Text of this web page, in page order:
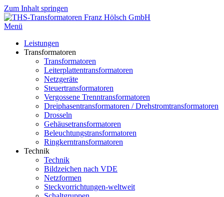
Zum Inhalt springen
Menü
Leistungen
Transformatoren
Transformatoren
Leiterplattentransformatoren
Netzgeräte
Steuertransformatoren
Vergossene Trenntransformatoren
Dreiphasentransformatoren / Drehstromtransformatoren
Drosseln
Gehäusetransformatoren
Beleuchtungstransformatoren
Ringkerntransformatoren
Technik
Technik
Bildzeichen nach VDE
Netzformen
Steckvorrichtungen-weltweit